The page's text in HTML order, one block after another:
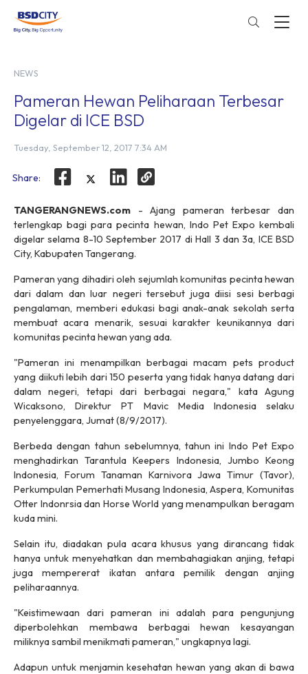
NEWS
Pameran Hewan Peliharaan Terbesar
Digelar di ICE BSD
Tuesday, September 12, 2017 7:34 AM
Share:
TANGERANGNEWS.com - Ajang pameran terbesar dan
terlengkap bagi para pecinta hewan, Indo Pet Expo kembali
digelar selama 8-10 September 2017 di Hall 3 dan 3a, ICE BSD
City, Kabupaten Tangerang.
Pameran yang dihadiri oleh sejumlah komunitas pecinta hewan
dari dalam dan luar negeri tersebut juga diisi sesi berbagi
pengalaman, memberi edukasi bagi anak-anak sekolah serta
membuat acara menarik, sesuai karakter keunikannya dari
komunitas pecinta hewan yang ada.
"Pameran ini menampilkan berbagai macam pets product
yang diikuti lebih dari 150 peserta yang tidak hanya datang dari
dalam negeri, tetapi dari berbagai negara," kata Agung
Wicaksono, Direktur PT Mavic Media Indonesia selaku
penyelenggara, Jumat (8/9/2017).
Berbeda dengan tahun sebelumnya, tahun ini Indo Pet Expo
menghadirkan Tarantula Keepers Indonesia, Jumbo Keong
Indonesia, Forum Tanaman Karnivora Jawa Timur (Tavor),
Perkumpulan Pemerhati Musang Indonesia, Aspera, Komunitas
Otter Indonrsia dan Horse World yang menampulkan beragam
kuda mini.
Selain itu, diadakan pula acara khusus yang dirancang tidak
hanya untuk menyehatkan dan membahagiakan anjing, tetapi
juga mempererat ikatan antara pemilik dengan anjing
peliharaannya.
"Keistimewaan dari pameran ini adalah para pengunjung
diperbolehkan membawa berbagai hewan kesayangan
miliknya sambil menikmati pameran," ungkapnya lagi.
Adapun untuk menjamin kesehatan hewan yang akan di bawa